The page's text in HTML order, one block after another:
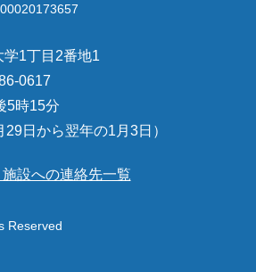
1丁目2番地1
0617
5時15分
日から翌年の1月3日）
設への連絡先一覧
Reserved